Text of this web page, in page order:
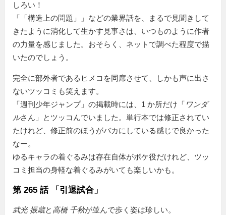
しろい！
「
構造上の問題
」などの業界話を、まるで見聞きして
きたように消化して生かす見事さは、いつものように作者
の力量を感じました。おそらく、ネットで調べた程度で描
いたのでしょう。
完全に部外者であるヒメコを同席させて、しかも声に出さ
ないツッコミも笑えます。
「週刊少年ジャンプ」の掲載時には、1 か所だけ「 ワンダ
ルさん」とツッコんでいました。単行本では修正されてい
たけれど、修正前のほうがバカにしている感じで良かった
なー。
ゆるキャラの着ぐるみは存在自体がボケ役だけれど、ツッ
コミ担当の身軽な着ぐるみがいても楽しいかも。
第 265 話 「引退試合」
武光 振蔵と 高橋 千秋が並んで歩く姿は珍しい。